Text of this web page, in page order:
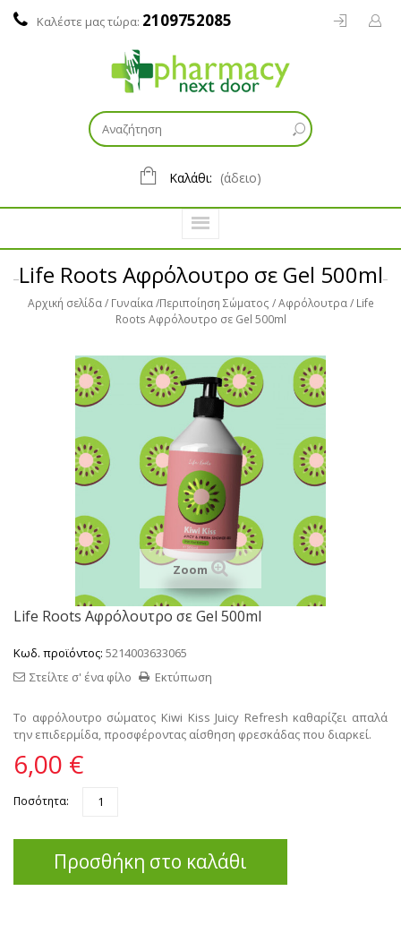
Καλέστε μας τώρα: 2109752085
Καλάθι: (άδειο)
Life Roots Αφρόλουτρο σε Gel 500ml
Αρχική σελίδα Γυναίκα Περιποίηση Σώματος Αφρόλουτρα
Life
Roots Αφρόλουτρο σε Gel 500ml
Zoom
Life Roots Αφρόλουτρο σε Gel 500ml
Κωδ. προϊόντος: 5214003633065
Εκτύπωση
Στείλτε σ' ένα φίλο
Το αφρόλουτρο σώματος Kiwi Kiss Juicy Refresh καθαρίζει απαλά
την επιδερμίδα, προσφέροντας αίσθηση φρεσκάδας που διαρκεί.
6,00 €
Ποσότητα:
Προσθήκη στο καλάθι